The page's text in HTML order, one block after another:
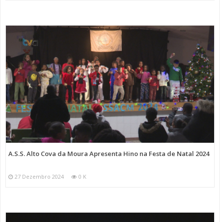
A.S.S. Alto Cova da Moura Apresenta Hino na Festa de Natal 2024
27 Dezembro 2024 0 K